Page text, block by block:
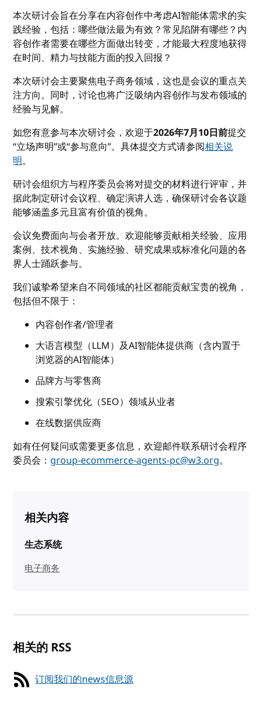
本次研讨会旨在分享在内容创作中考虑AI智能体需求的实
践经验，包括：哪些做法最为有效？常见陷阱有哪些？内
容创作者需要在哪些方面做出转变，才能最大程度地获得
在时间、精力与技能方面的投入回报？
本次研讨会主要聚焦电子商务领域，这也是会议的重点关
注方向。同时，讨论也将广泛吸纳内容创作与发布领域的
经验与见解。
如您有意参与本次研讨会，欢迎于2026年7月10日前提交
“立场声明”或“参与意向”。具体提交方式请参阅相关说
明。
研讨会组织方与程序委员会将对提交的材料进行评审，并
据此制定研讨会议程、确定演讲人选，确保研讨会各议题
能够涵盖多元且富有价值的视角。
会议免费面向与会者开放。欢迎能够贡献相关经验、应用
案例、技术视角、实施经验、研究成果或标准化问题的各
界人士踊跃参与。
我们诚挚希望来自不同领域的社区都能贡献宝贵的视角，
包括但不限于：
内容创作者/管理者
大语言模型（LLM）及AI智能体提供商（含内置于
浏览器的AI智能体）
品牌方与零售商
搜索引擎优化（SEO）领域从业者
在线数据供应商
如有任何疑问或需要更多信息，欢迎邮件联系研讨会程序
委员会： group-ecommerce-agents-pc@w3.org。
相关内容
生态系统
电子商务
相关的 RSS
订阅我们的news信息源